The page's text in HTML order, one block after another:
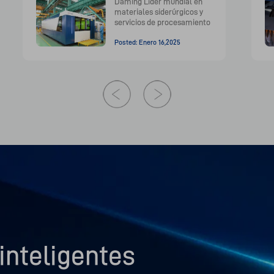
materiales siderúrgicos y
servicios de procesamiento
Posted: Enero 16,2025